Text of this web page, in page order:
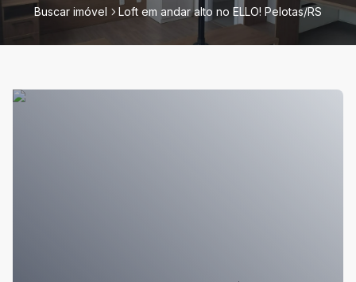
Buscar imóvel Loft em andar alto no ELLO! Pelotas/RS